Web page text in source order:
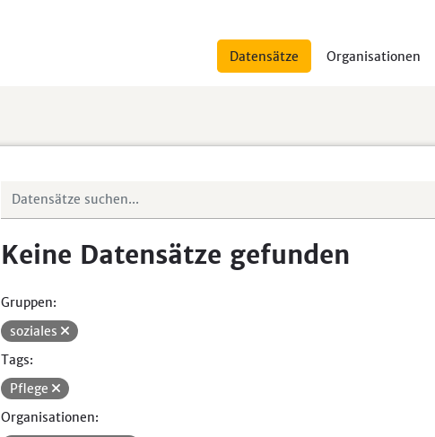
Datensätze Organisationen
Keine Datensätze gefunden
Gruppen:
soziales
Tags:
Pflege
Organisationen: